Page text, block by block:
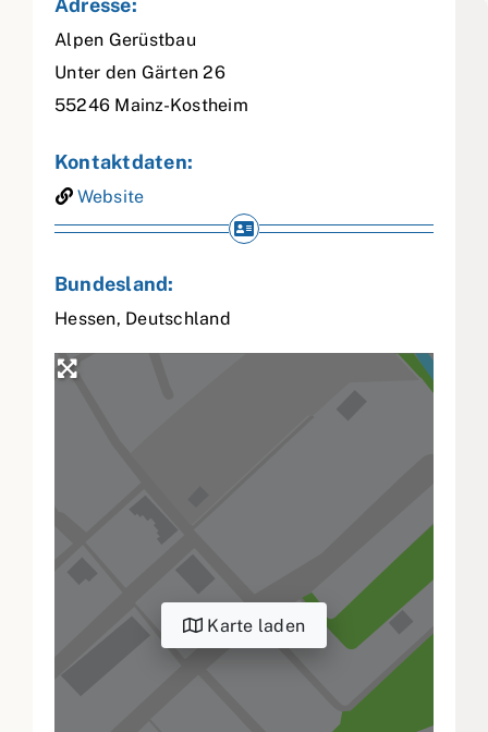
Adresse:
Alpen Gerüstbau
Unter den Gärten 26
55246 Mainz-Kostheim
Kontaktdaten:
Website
Bundesland:
Hessen, Deutschland
Karte laden